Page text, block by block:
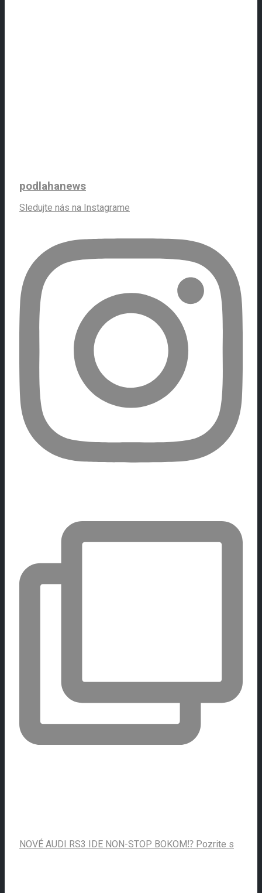
podlahanews
Sledujte nás na Instagrame
NOVÉ AUDI RS3 IDE NON-STOP BOKOM⁉️ Pozrite s